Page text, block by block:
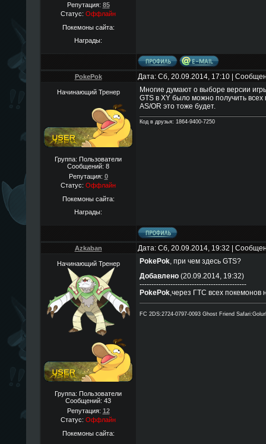
Репутация: 85
Статус: Оффлайн
Покемоны сайта:
Награды:
PokePok Дата: Сб, 20.09.2014, 17:10 |
Начинающий Тренер
Группа: Пользователи
Сообщений: 8
Репутация: 0
Статус: Оффлайн
Покемоны сайта:
Награды:
Многие думают о выборе версии
GTS в XY было можно получить
AS/OR это тоже будет.
Код в друзья: 1864-9400-7250
Azkaban Дата: Сб, 20.09.2014, 19:32 |
Начинающий Тренер
Группа: Пользователи
Сообщений: 43
Репутация: 12
Статус: Оффлайн
Покемоны сайта:
PokePok, при чем здесь GTS?
Добавлено(20.09.2014, 19:32)
---------------------------------------------
PokePok,через ГТС всех покемонов
FC 2DS:2724-0797-0093 Ghost Friend